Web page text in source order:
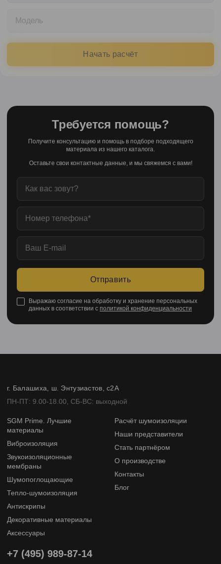
Модель
Начать расчёт
Требуется помощь?
Получите консультацию и помощь в подборе подходящего
материала из нашего каталога.
Оставьте свои контактные данные, и мы свяжемся с вами!
Отправить
Выражаю согласие на обработку и хранение персональных
данных в соответствии с политикой конфиденциальности
г. Балашиха, ш. Энтузиастов, с2А
ПН-ПТ: 9.00-18.00, СБ-ВС: выходной
SGM Prime. Лучшие
материалы
Виброизоляция
Звукоизоляционные
мембраны
Шумопоглощающие
Тепло-шумоизоляция
Антискрипы
Декоративные материалы
Аксессуары
Расчёт шумоизоляции
Наши представители
Стать партнёром
О производстве
Контакты
Блог
+7 (495) 989-87-14